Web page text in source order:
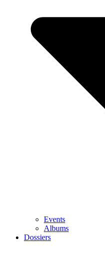
Events
Albums
Dossiers